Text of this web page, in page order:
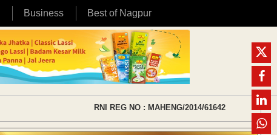
Business Best of Nagpur
RNI REG NO : MAHENG/2014/61642